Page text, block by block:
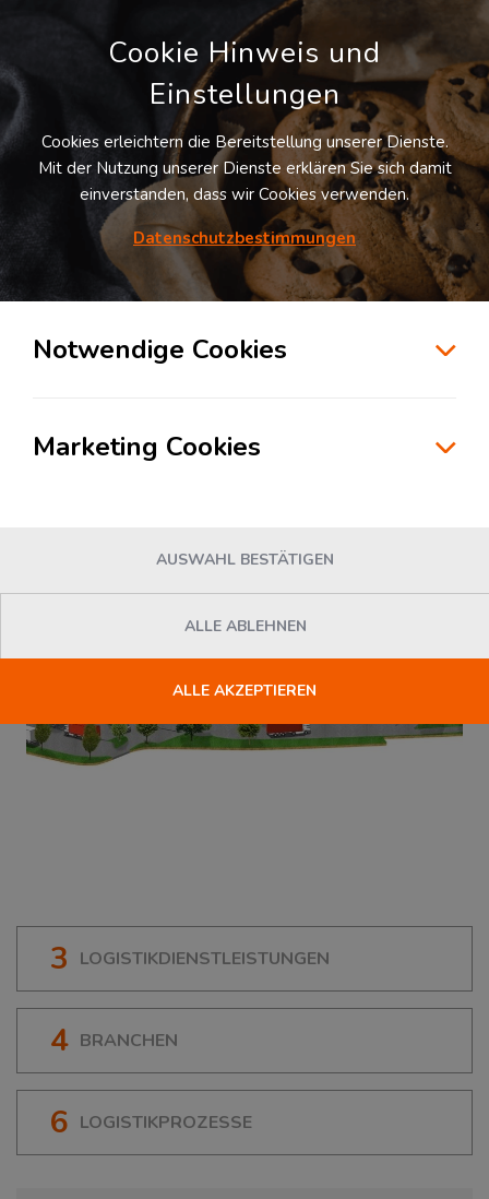
Möchten Sie diesen Suchauftrag
speichern und automatisch über neue
Standorte informiert werden?
Branche eCommerce & Retail in
Germersheim
3 LOGISTIKDIENSTLEISTUNGEN
4 BRANCHEN
6 LOGISTIKPROZESSE
Cookie Hinweis und
Einstellungen
Cookies erleichtern die Bereitstellung unserer Dienste.
Mit der Nutzung unserer Dienste erklären Sie sich damit
einverstanden, dass wir Cookies verwenden.
Datenschutzbestimmungen
Notwendige Cookies
Marketing Cookies
AUSWAHL BESTÄTIGEN
ALLE ABLEHNEN
ALLE AKZEPTIEREN